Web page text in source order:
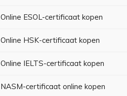
Online ESOL-certificaat kopen
Online HSK-certificaat kopen
Online IELTS-certificaat kopen
NASM-certificaat online kopen